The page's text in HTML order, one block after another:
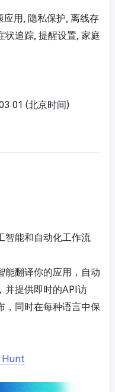
应用, 隐私保护, 离线存
状追踪, 提醒设置, 家庭
(北京时间)
智能和自动化工作流
能翻译你的应用，自动
并提供即时的API访
，同时在每种语言中保
Hunt